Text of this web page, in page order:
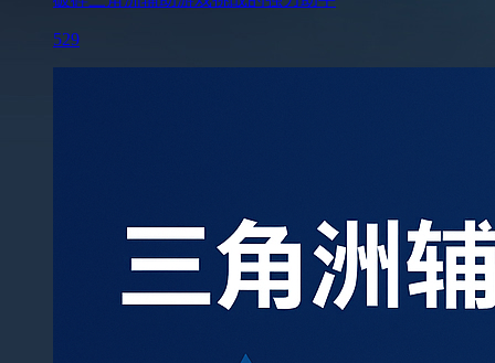
529